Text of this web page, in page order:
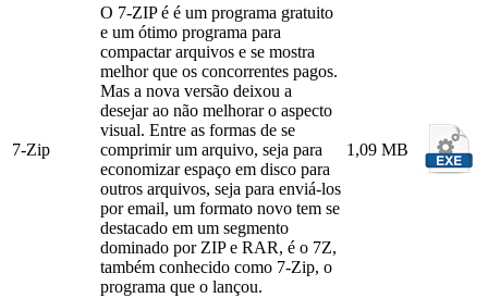
7-Zip
O 7-ZIP é é um programa gratuito
e um ótimo programa para
compactar arquivos e se mostra
melhor que os concorrentes pagos.
Mas a nova versão deixou a
desejar ao não melhorar o aspecto
visual. Entre as formas de se
comprimir um arquivo, seja para
economizar espaço em disco para
outros arquivos, seja para enviá-los
por email, um formato novo tem se
destacado em um segmento
dominado por ZIP e RAR, é o 7Z,
também conhecido como 7-Zip, o
programa que o lançou.
1,09 MB